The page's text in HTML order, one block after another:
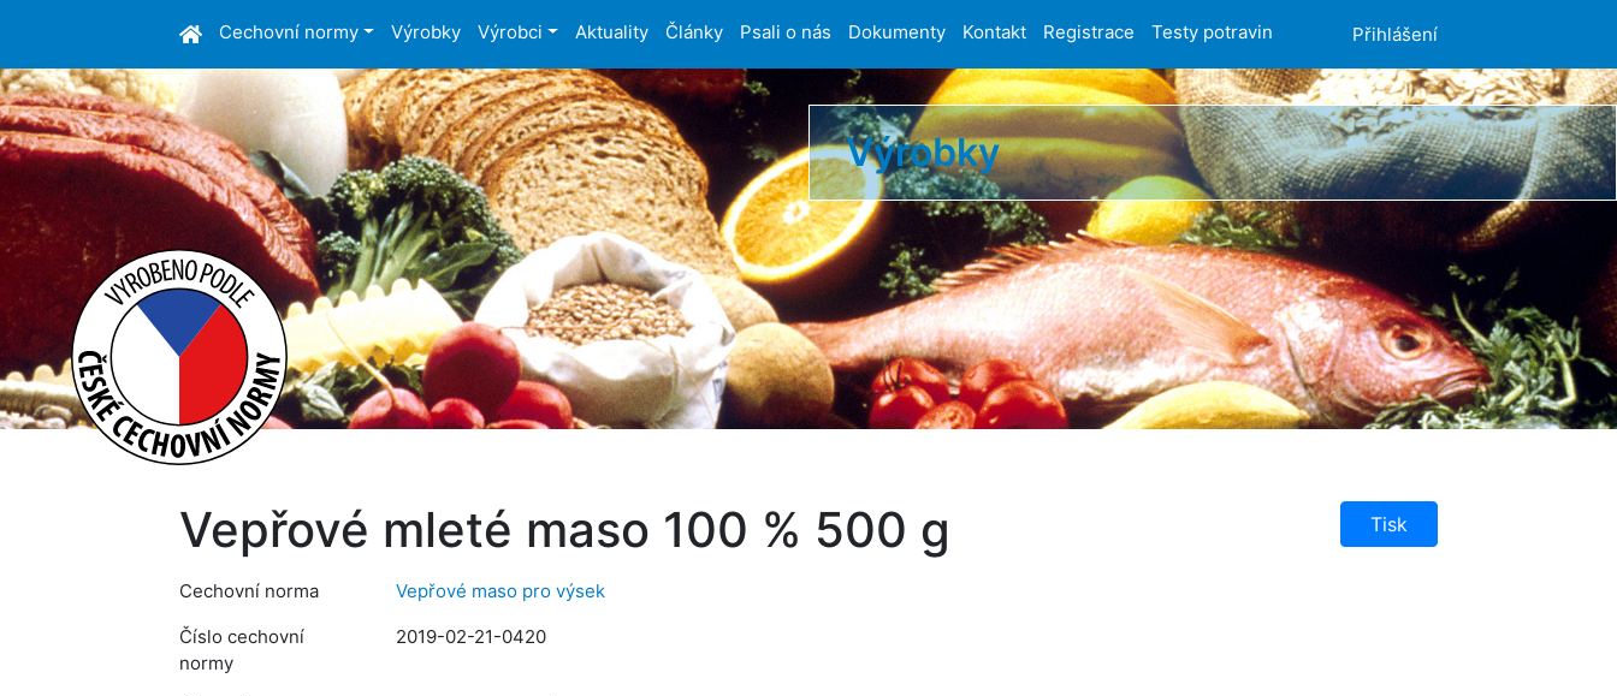
Cechovní normy Výrobky Výrobci Aktuality Články Psali o nás Dokumenty Kontakt Registrace Testy potravin Přihlášení
Výrobky
Vepřové mleté maso 100 % 500 g Tisk
Cechovní norma
Vepřové maso pro výsek
Číslo cechovní
normy
2019-02-21-0420